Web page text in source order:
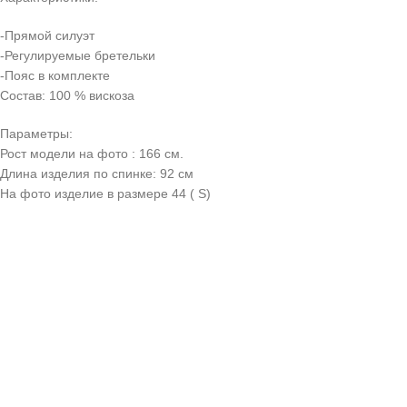
-Прямой силуэт
-Регулируемые бретельки
-Пояс в комплекте
Состав: 100 % вискоза
Параметры:
Рост модели на фото : 166 см.
Длина изделия по спинке: 92 см
На фото изделие в размере 44 ( S)